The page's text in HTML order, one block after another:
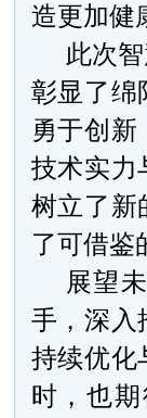
造更加健
此次
彰显了绵
勇于创
技术实力
树立了新
了可借鉴
展望
手，深入
持续优化
时，也